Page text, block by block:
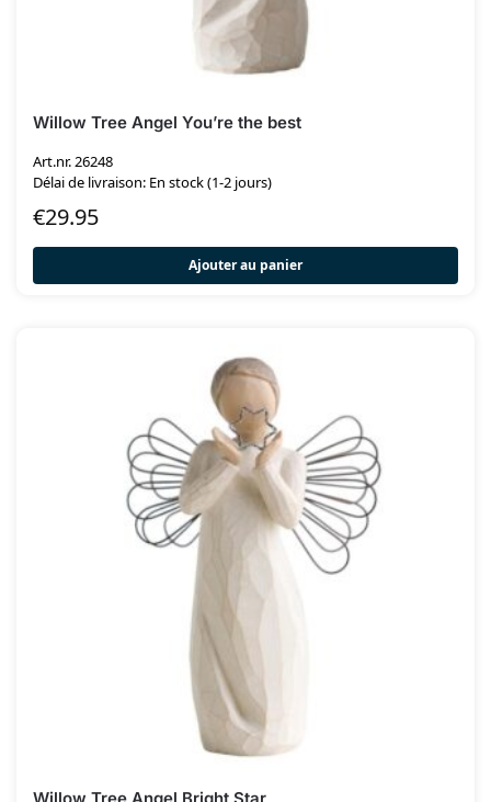
Willow Tree Angel You’re the best
Art.nr. 26248
Délai de livraison: En stock (1-2 jours)
€29.95
Ajouter au panier
Willow Tree Angel Bright Star